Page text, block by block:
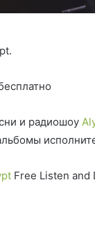
и радиошоу
Free Listen and